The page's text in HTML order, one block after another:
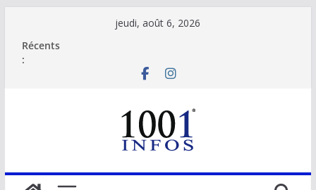
contenu
jeudi, août 6, 2026
Récents
: